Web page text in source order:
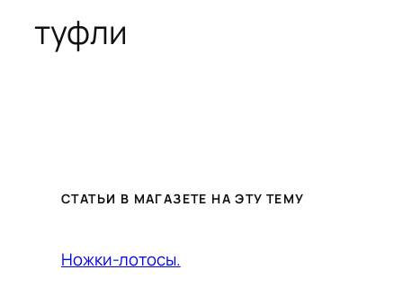
туфли
СТАТЬИ В МАГАЗЕТЕ НА ЭТУ ТЕМУ
Ножки-лотосы.